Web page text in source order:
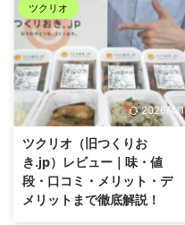
ツクリオ
2026/4/1
ツクリオ（旧つくりお
き.jp）レビュー｜味・値
段・口コミ・メリット・デ
メリットまで徹底解説！